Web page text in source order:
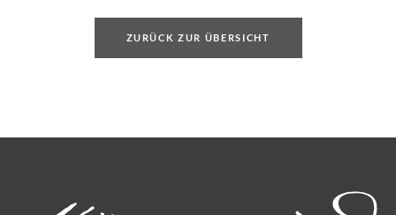
ZURÜCK ZUR ÜBERSICHT